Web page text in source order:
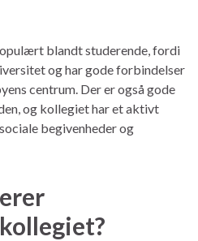
blandt studerende, fordi
og har gode forbindelser
centrum. Der er også gode
og kollegiet har et aktivt
begivenheder og